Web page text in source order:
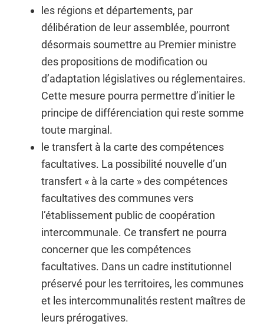
les régions et départements, par
délibération de leur assemblée, pourront
désormais soumettre au Premier ministre
des propositions de modification ou
d’adaptation législatives ou réglementaires.
Cette mesure pourra permettre d’initier le
principe de différenciation qui reste somme
toute marginal.
le transfert à la carte des compétences
facultatives. La possibilité nouvelle d’un
transfert « à la carte » des compétences
facultatives des communes vers
l’établissement public de coopération
intercommunale. Ce transfert ne pourra
concerner que les compétences
facultatives. Dans un cadre institutionnel
préservé pour les territoires, les communes
et les intercommunalités restent maîtres de
leurs prérogatives.